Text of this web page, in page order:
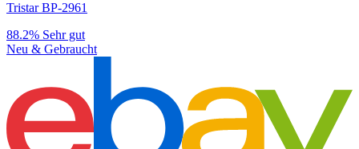
Tristar BP-2961
88.2% Sehr gut
Neu & Gebraucht